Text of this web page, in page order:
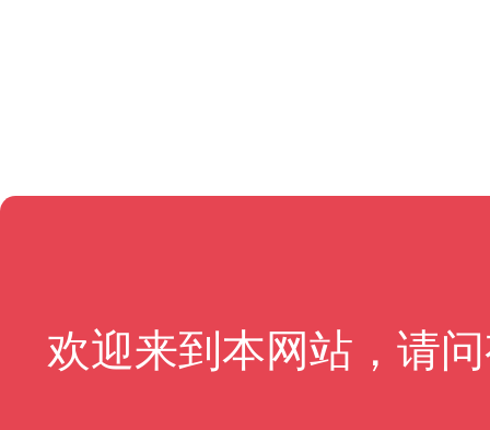
欢迎来到本网站，请